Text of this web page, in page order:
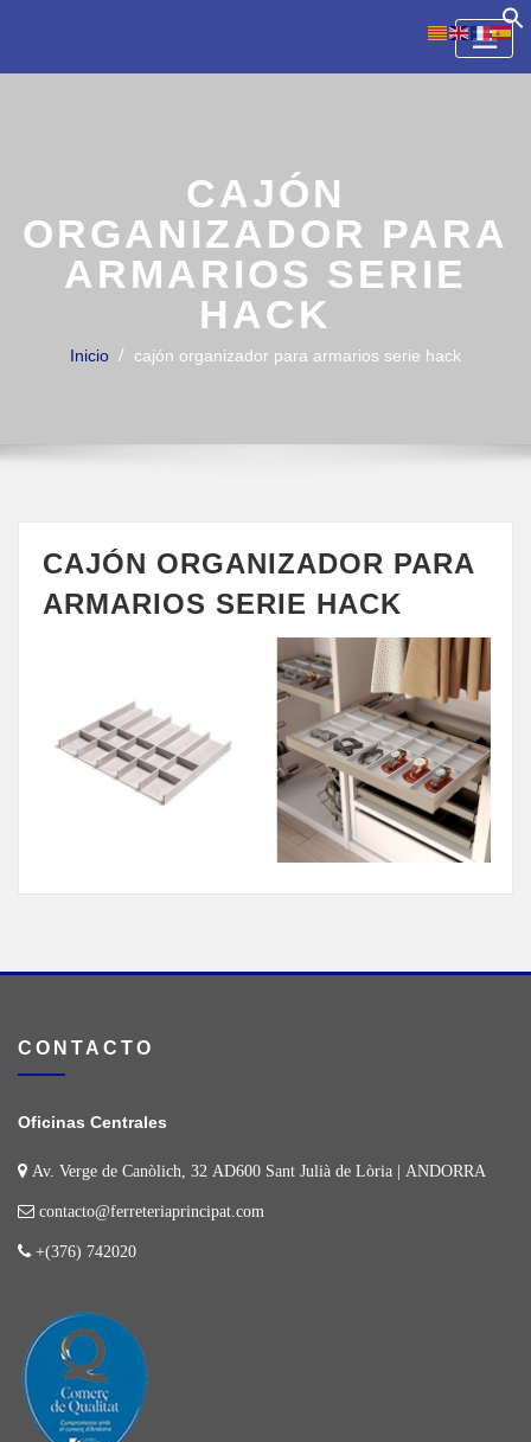
content
CAJÓN
ORGANIZADOR PARA
ARMARIOS SERIE
HACK
Inicio cajón organizador para armarios serie hack
CAJÓN ORGANIZADOR PARA
ARMARIOS SERIE HACK
CONTACTO
Oficinas Centrales
Av. Verge de Canòlich, 32 AD600 Sant Julià de Lòria | ANDORRA
contacto@ferreteriaprincipat.com
+(376) 742020